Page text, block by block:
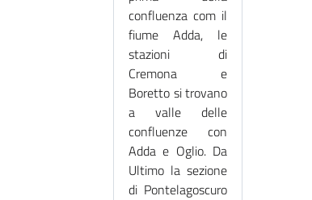
confluenza com il
fiume Adda, le
stazioni di
Cremona e
Boretto si trovano
a valle delle
confluenze con
Adda e Oglio. Da
Ultimo la sezione
di Pontelagoscuro